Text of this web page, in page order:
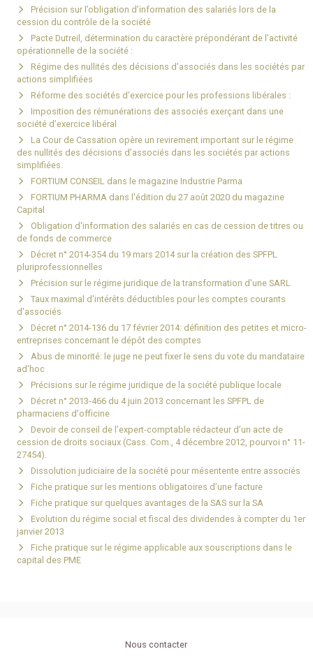
Précision sur l’obligation d’information des salariés lors de la
cession du contrôle de la société
Pacte Dutreil, détermination du caractère prépondérant de l’activité
opérationnelle de la société :
Régime des nullités des décisions d’associés dans les sociétés par
actions simplifiées
Réforme des sociétés d’exercice pour les professions libérales :
Imposition des rémunérations des associés exerçant dans une
société d’exercice libéral
La Cour de Cassation opère un revirement important sur le régime
des nullités des décisions d’associés dans les sociétés par actions
simplifiées.
FORTIUM CONSEIL dans le magazine Industrie Parma
FORTIUM PHARMA dans l'édition du 27 août 2020 du magazine
Capital
Obligation d'information des salariés en cas de cession de titres ou
de fonds de commerce
Décret n° 2014-354 du 19 mars 2014 sur la création des SPFPL
pluriprofessionnelles
Précision sur le régime juridique de la transformation d'une SARL
Taux maximal d'intérêts déductibles pour les comptes courants
d'associés
Décret n° 2014-136 du 17 février 2014: définition des petites et micro-
entreprises concernant le dépôt des comptes
Abus de minorité: le juge ne peut fixer le sens du vote du mandataire
ad'hoc
Précisions sur le régime juridique de la société publique locale
Décret n° 2013-466 du 4 juin 2013 concernant les SPFPL de
pharmaciens d'officine
Devoir de conseil de l’expert-comptable rédacteur d’un acte de
cession de droits sociaux (Cass. Com., 4 décembre 2012, pourvoi n° 11-
27454).
Dissolution judiciaire de la société pour mésentente entre associés
Fiche pratique sur les mentions obligatoires d’une facture
Fiche pratique sur quelques avantages de la SAS sur la SA
Evolution du régime social et fiscal des dividendes à compter du 1er
janvier 2013
Fiche pratique sur le régime applicable aux souscriptions dans le
capital des PME
Nous contacter